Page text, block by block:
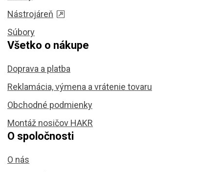
Nástrojáreň
Súbory
Všetko o nákupe
Doprava a platba
Reklamácia, výmena a vrátenie tovaru
Obchodné podmienky
Montáž nosičov HAKR
O spoločnosti
O nás